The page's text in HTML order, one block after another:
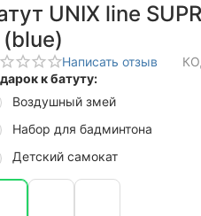
UNIX line
Написать отзыв
к батуту:
Воздушный змей
Набор для бадминтона
Детский самокат